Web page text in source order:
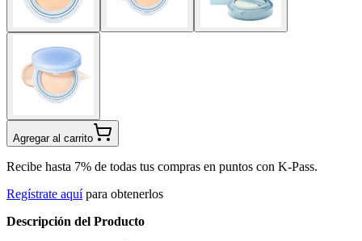
Agregar al carrito
Recibe hasta 7% de todas tus compras en puntos con K-Pass.
Regístrate aquí para obtenerlos
Descripción del Producto